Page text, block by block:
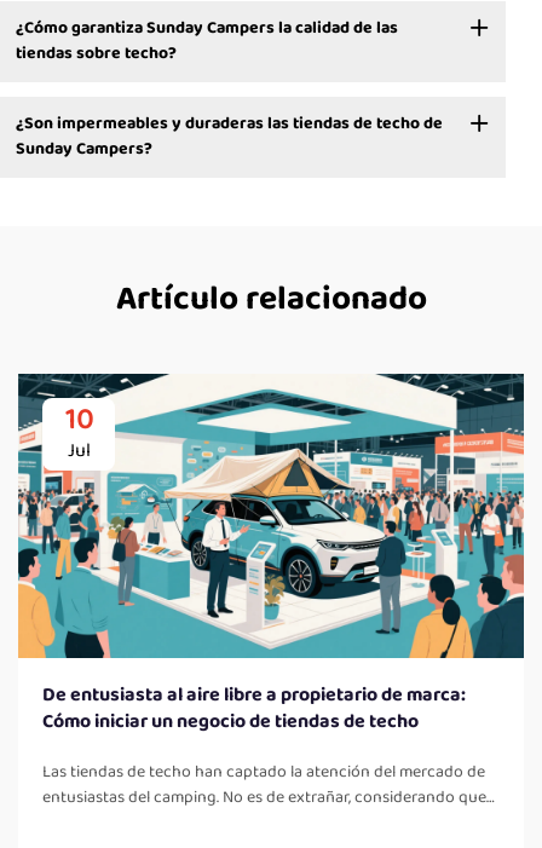
¿Cómo garantiza Sunday Campers la calidad de las
tiendas sobre techo?
¿Son impermeables y duraderas las tiendas de techo de
Sunday Campers?
Artículo relacionado
10
Jul
De entusiasta al aire libre a propietario de marca:
Cómo iniciar un negocio de tiendas de techo
Las tiendas de techo han captado la atención del mercado de
entusiastas del camping. No es de extrañar, considerando que